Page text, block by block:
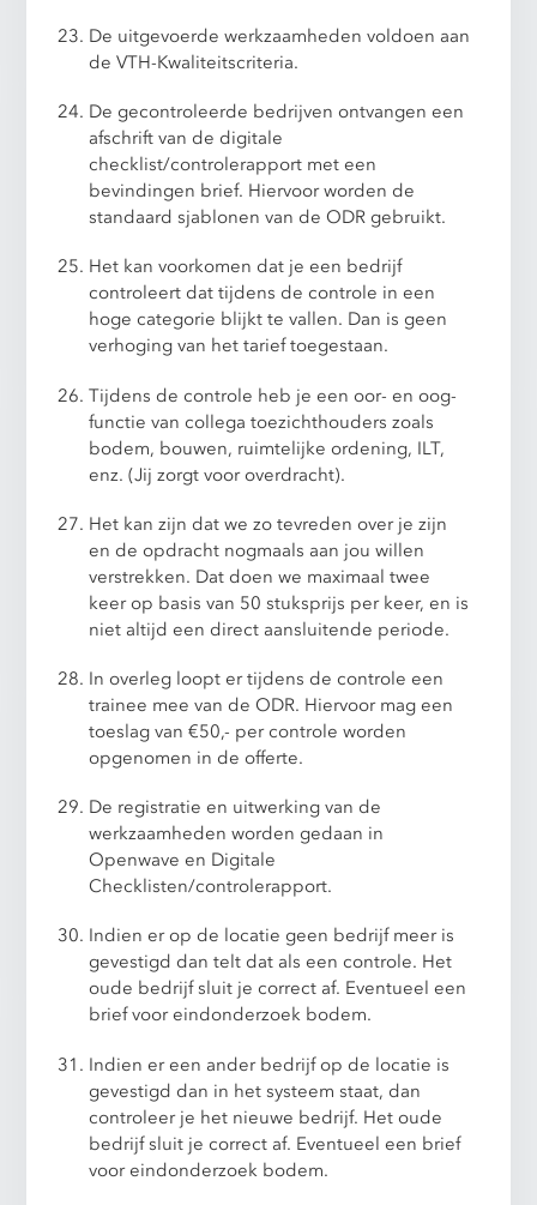
De uitgevoerde werkzaamheden voldoen aan
de VTH-Kwaliteitscriteria.
De gecontroleerde bedrijven ontvangen een
afschrift van de digitale
checklist/controlerapport met een
bevindingen brief. Hiervoor worden de
standaard sjablonen van de ODR gebruikt.
Het kan voorkomen dat je een bedrijf
controleert dat tijdens de controle in een
hoge categorie blijkt te vallen. Dan is geen
verhoging van het tarief toegestaan.
Tijdens de controle heb je een oor- en oog-
functie van collega toezichthouders zoals
bodem, bouwen, ruimtelijke ordening, ILT,
enz. (Jij zorgt voor overdracht).
Het kan zijn dat we zo tevreden over je zijn
en de opdracht nogmaals aan jou willen
verstrekken. Dat doen we maximaal twee
keer op basis van 50 stuksprijs per keer, en is
niet altijd een direct aansluitende periode.
In overleg loopt er tijdens de controle een
trainee mee van de ODR. Hiervoor mag een
toeslag van €50,- per controle worden
opgenomen in de offerte.
De registratie en uitwerking van de
werkzaamheden worden gedaan in
Openwave en Digitale
Checklisten/controlerapport.
Indien er op de locatie geen bedrijf meer is
gevestigd dan telt dat als een controle. Het
oude bedrijf sluit je correct af. Eventueel een
brief voor eindonderzoek bodem.
Indien er een ander bedrijf op de locatie is
gevestigd dan in het systeem staat, dan
controleer je het nieuwe bedrijf. Het oude
bedrijf sluit je correct af. Eventueel een brief
voor eindonderzoek bodem.